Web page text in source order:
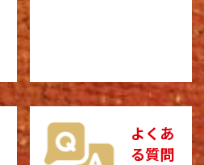
よくあ
る質問